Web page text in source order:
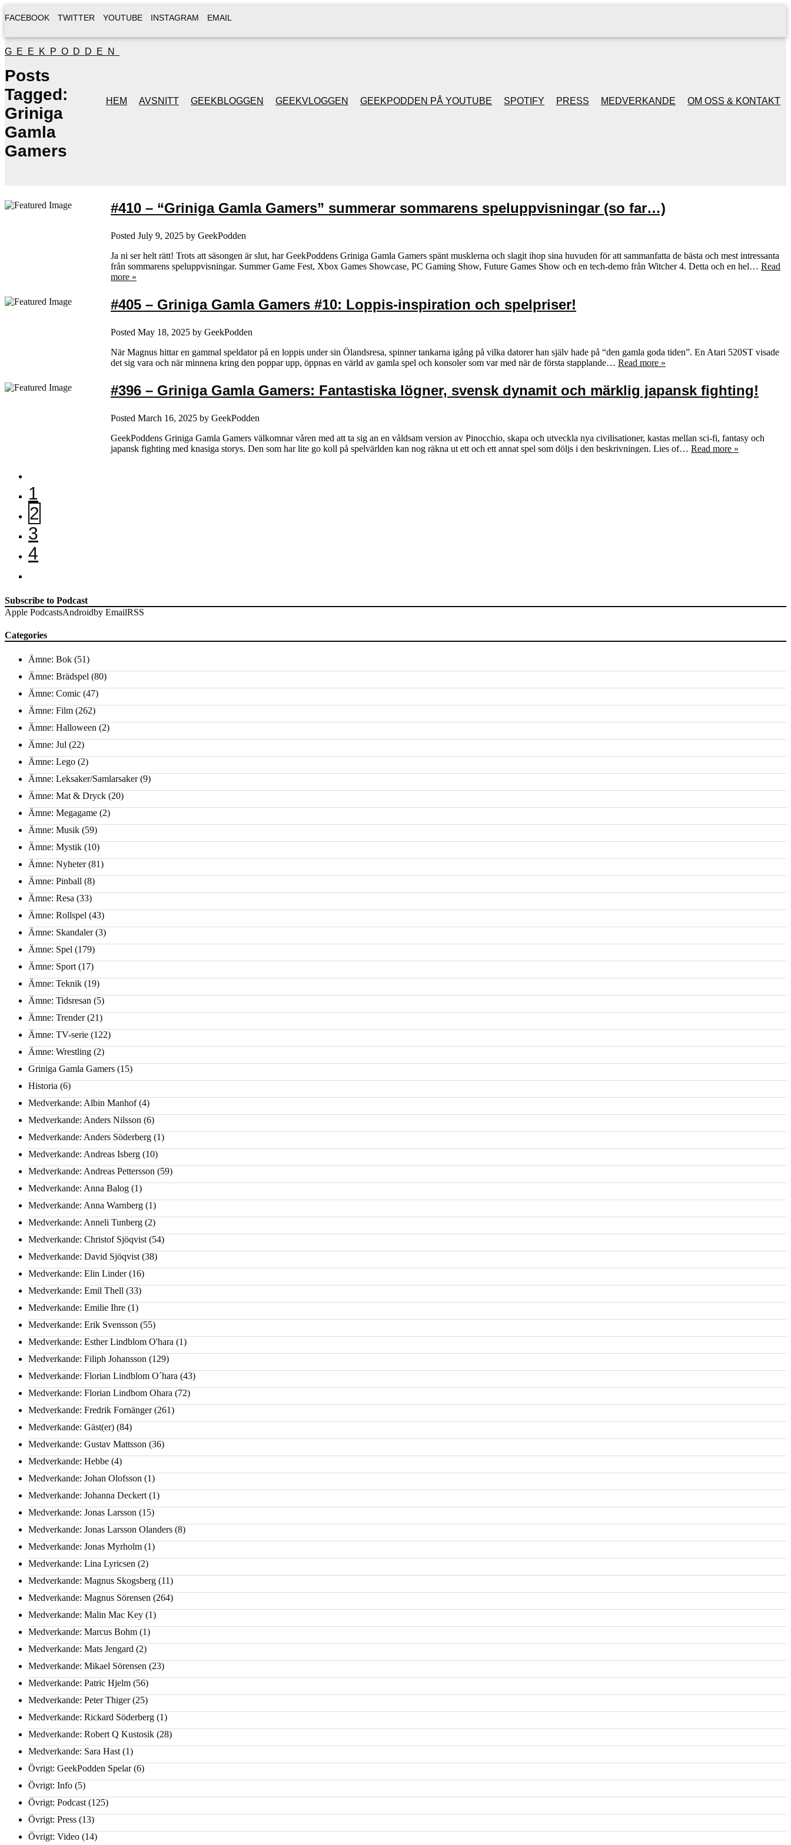
FACEBOOK TWITTER YOUTUBE INSTAGRAM EMAIL
GEEKPODDEN
HEM AVSNITT GEEKBLOGGEN GEEKVLOGGEN GEEKPODDEN PÅ YOUTUBE
JULSPECIALER 2013
SPOTIFY PRESS MEDVERKANDE OM OSS & KONTAKT
Posts
Tagged:
Griniga
Gamla
Gamers
#410 – “Griniga Gamla Gamers” summerar sommarens speluppvisningar (so far…)
Posted July 9, 2025 by GeekPodden
Ja ni ser helt rätt! Trots att säsongen är slut, har GeekPoddens Griniga Gamla Gamers spänt musklerna och slagit ihop sina huvuden för att sammanfatta de bästa och mest intressanta
från sommarens speluppvisningar. Summer Game Fest, Xbox Games Showcase, PC Gaming Show, Future Games Show och en tech-demo från Witcher 4. Detta och en hel… Read
more »
#405 – Griniga Gamla Gamers #10: Loppis-inspiration och spelpriser!
Posted May 18, 2025 by GeekPodden
När Magnus hittar en gammal speldator på en loppis under sin Ölandsresa, spinner tankarna igång på vilka datorer han själv hade på “den gamla goda tiden”. En Atari 520ST visade
det sig vara och när minnena kring den poppar upp, öppnas en värld av gamla spel och konsoler som var med när de första stapplande… Read more »
#396 – Griniga Gamla Gamers: Fantastiska lögner, svensk dynamit och märklig japansk fighting!
Posted March 16, 2025 by GeekPodden
GeekPoddens Griniga Gamla Gamers välkomnar våren med att ta sig an en våldsam version av Pinocchio, skapa och utveckla nya civilisationer, kastas mellan sci-fi, fantasy och
japansk fighting med knasiga storys. Den som har lite go koll på spelvärlden kan nog räkna ut ett och ett annat spel som döljs i den beskrivningen. Lies of… Read more »
1
2
3
4
Subscribe to Podcast
Apple PodcastsAndroidby EmailRSS
Categories
Ämne: Bok (51)
Ämne: Brädspel (80)
Ämne: Comic (47)
Ämne: Film (262)
Ämne: Halloween (2)
Ämne: Jul (22)
Ämne: Lego (2)
Ämne: Leksaker/Samlarsaker(9)
Ämne: Mat & Dryck (20)
Ämne: Megagame (2)
Ämne: Musik (59)
Ämne: Mystik (10)
Ämne: Nyheter(81)
Ämne: Pinball (8)
Ämne: Resa (33)
Ämne: Rollspel (43)
Ämne: Skandaler(3)
Ämne: Spel (179)
Ämne: Sport (17)
Ämne: Teknik (19)
Ämne: Tidsresan (5)
Ämne: Trender(21)
Ämne: TV-serie (122)
Ämne: Wrestling (2)
Griniga Gamla Gamers (15)
Historia (6)
Medverkande: Albin Manhof(4)
Medverkande: Anders Nilsson (6)
Medverkande: Anders Söderberg (1)
Medverkande: Andreas Isberg (10)
Medverkande: Andreas Pettersson (59)
Medverkande: Anna Balog (1)
Medverkande: Anna Warnberg (1)
Medverkande: Anneli Tunberg (2)
Medverkande: Christof Sjöqvist (54)
Medverkande: David Sjöqvist (38)
Medverkande: Elin Linder(16)
Medverkande: Emil Thell (33)
Medverkande: Emilie Ihre (1)
Medverkande: Erik Svensson (55)
Medverkande: Esther Lindblom O'hara (1)
Medverkande: Filiph Johansson (129)
Medverkande: Florian Lindblom O´hara (43)
Medverkande: Florian Lindbom Ohara (72)
Medverkande: Fredrik Fornänger(261)
Medverkande: Gäst(er) (84)
Medverkande: Gustav Mattsson (36)
Medverkande: Hebbe (4)
Medverkande: Johan Olofsson (1)
Medverkande: Johanna Deckert (1)
Medverkande: Jonas Larsson (15)
Medverkande: Jonas Larsson Olanders (8)
Medverkande: Jonas Myrholm (1)
Medverkande: Lina Lyricsen (2)
Medverkande: Magnus Skogsberg (11)
Medverkande: Magnus Sörensen (264)
Medverkande: Malin Mac Key (1)
Medverkande: Marcus Bohm (1)
Medverkande: Mats Jengard (2)
Medverkande: Mikael Sörensen (23)
Medverkande: Patric Hjelm (56)
Medverkande: Peter Thiger(25)
Medverkande: Rickard Söderberg (1)
Medverkande: Robert Q Kustosik (28)
Medverkande: Sara Hast (1)
Övrigt: GeekPodden Spelar(6)
Övrigt: Info (5)
Övrigt: Podcast (125)
Övrigt: Press (13)
Övrigt: Video (14)